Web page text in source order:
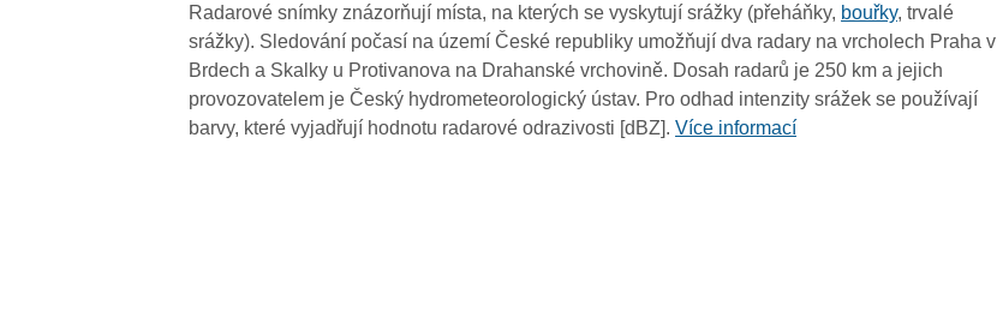
19:30
19:20
19:10
19:00
Radarové snímky znázorňují místa, na kterých se vyskytují srážky (přeháňky, bouřky, trvalé
srážky). Sledování počasí na území České republiky umožňují dva radary na vrcholech Praha v
Brdech a Skalky u Protivanova na Drahanské vrchovině. Dosah radarů je 250 km a jejich
provozovatelem je Český hydrometeorologický ústav. Pro odhad intenzity srážek se používají
barvy, které vyjadřují hodnotu radarové odrazivosti [dBZ].Více informací